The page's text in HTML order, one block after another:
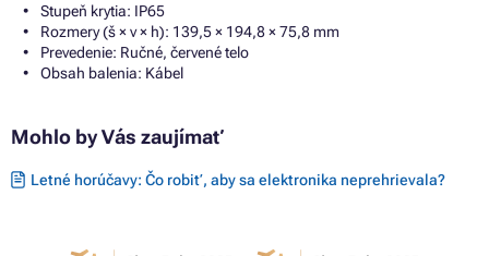
Stupeň krytia: IP65
Rozmery (š × v × h): 139,5 × 194,8 × 75,8 mm
Prevedenie: Ručné, červené telo
Obsah balenia: Kábel
Mohlo by Vás zaujímať
Letné horúčavy: Čo robiť, aby sa elektronika neprehrievala?